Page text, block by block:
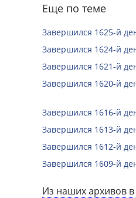
Еще по теме
Завершился 1625-й
Завершился 1624-й
Завершился 1621-й
Завершился 1620-й
Завершился 1616-й
Завершился 1613-й
Завершился 1612-й
Завершился 1609-й
Из наших архивов